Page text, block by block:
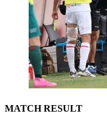
MATCH RESULT